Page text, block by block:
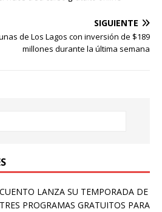
SIGUIENTE
de Los Lagos con inversión de $189
millones durante la última semana
LANZA SU TEMPORADA DE
PROGRAMAS GRATUITOS PARA